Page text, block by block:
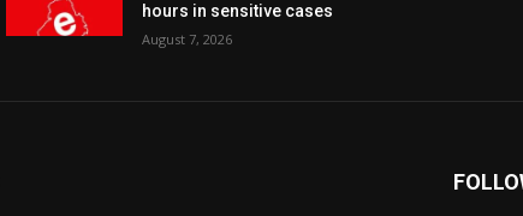
hours in sensitive cases
August 7, 2026